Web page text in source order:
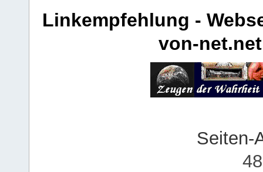
Linkempfehlung -
von-net.net
Seiten-